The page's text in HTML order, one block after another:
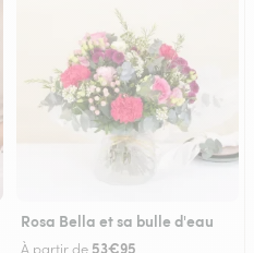
Rosa Bella et sa bulle d'eau
À partir de 53€95